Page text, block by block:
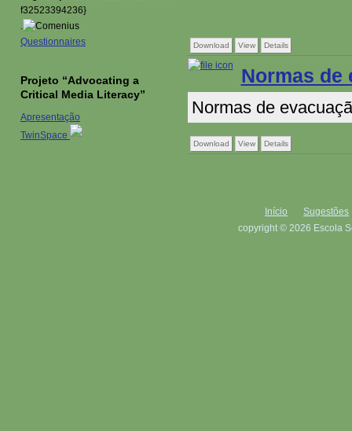
Download View Details
Normas de
Normas de
Download View Details
.
Questionnaires
Projeto “Advocating a
Critical Media Literacy”
Apresentação
TwinSpace
Início
Sugestões
copyright © 2026 Escola